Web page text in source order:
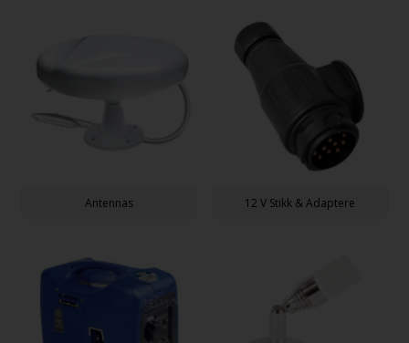
Antennas 12 V Stikk & Adaptere